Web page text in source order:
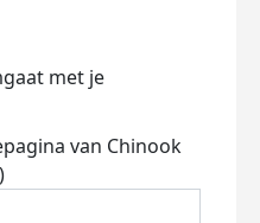
met je
van Chinook